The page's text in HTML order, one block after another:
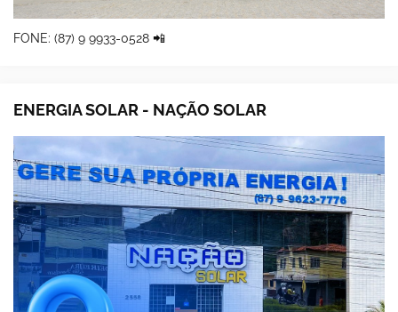
FONE: (87) 9 9933-0528 📲
ENERGIA SOLAR - NAÇÃO SOLAR